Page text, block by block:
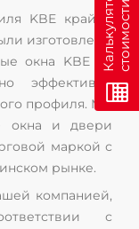
KBE крайне
изготовлены
окна KBE от
эффективно
профиля. Мы
окна и двери
маркой с
рынке.
компанией,
с
К
а
л
ь
к
у
л
я
т
о
р
с
т
о
и
м
о
с
т
и
о
н
л
а
й